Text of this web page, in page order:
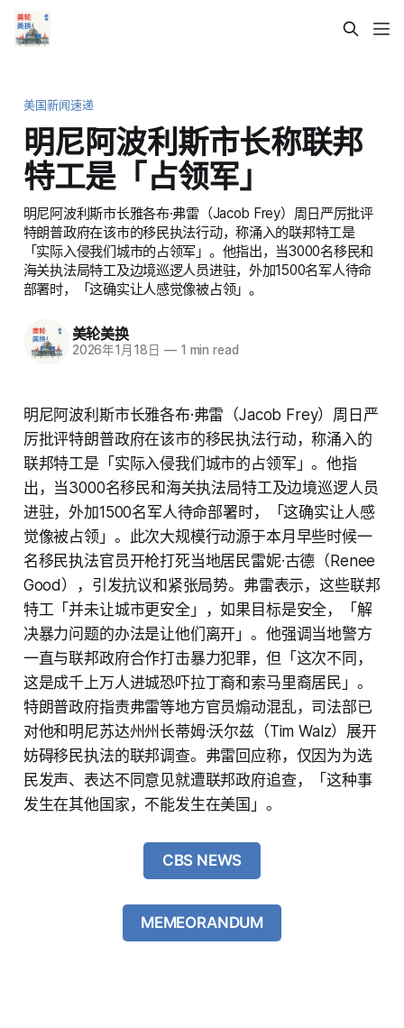
美国新闻速递
明尼阿波利斯市长称联邦
特工是「占领军」
明尼阿波利斯市长雅各布·弗雷（Jacob Frey）周日严厉批评
特朗普政府在该市的移民执法行动，称涌入的联邦特工是
「实际入侵我们城市的占领军」。他指出，当3000名移民和
海关执法局特工及边境巡逻人员进驻，外加1500名军人待命
部署时，「这确实让人感觉像被占领」。
美轮美换
2026年1月18日 —1 min read
明尼阿波利斯市长雅各布·弗雷（Jacob Frey）周日严
厉批评特朗普政府在该市的移民执法行动，称涌入的
联邦特工是「实际入侵我们城市的占领军」。他指
出，当3000名移民和海关执法局特工及边境巡逻人员
进驻，外加1500名军人待命部署时，「这确实让人感
觉像被占领」。此次大规模行动源于本月早些时候一
名移民执法官员开枪打死当地居民雷妮·古德（Renee
Good），引发抗议和紧张局势。弗雷表示，这些联邦
特工「并未让城市更安全」，如果目标是安全，「解
决暴力问题的办法是让他们离开」。他强调当地警方
一直与联邦政府合作打击暴力犯罪，但「这次不同，
这是成千上万人进城恐吓拉丁裔和索马里裔居民」。
特朗普政府指责弗雷等地方官员煽动混乱，司法部已
对他和明尼苏达州州长蒂姆·沃尔兹（Tim Walz）展开
妨碍移民执法的联邦调查。弗雷回应称，仅因为为选
民发声、表达不同意见就遭联邦政府追查，「这种事
发生在其他国家，不能发生在美国」。
CBS NEWS
MEMEORANDUM